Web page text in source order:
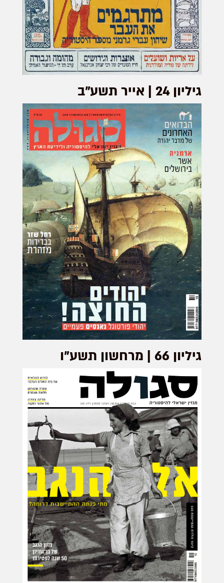
גיליון 24 | אייר תשע"ב
גיליון 66 | מרחשון תשע"ו